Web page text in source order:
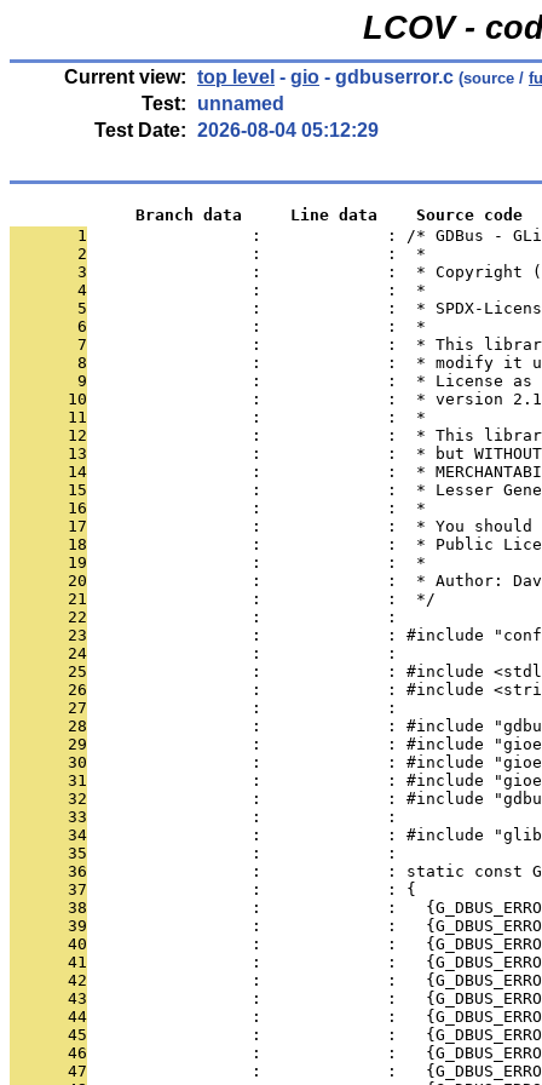
LCOV -
Current view: top level - gio - gdbuserror.c (source /
Test:
unnamed
Test Date: 2026-08-04 05:12:29
             Branch data     Line data    Source code
       1
:             : /* GDBus -
       2
                 :             :  *
       3
:             :  * Copyright
       4
                 :             :  *
       5
:             :  * SPDX-
       6
                 :             :  *
       7
:             :  * This
       8
:             :  * modify it
       9
:             :  * License
      10
:             :  * version
      11
                 :             :  *
      12
:             :  * This
      13
:             :  * but
      14
:             :  *
      15
:             :  * Lesser
      16
                 :             :  *
      17
:             :  * You
      18
:             :  * Public
      19
                 :             :  *
      20
:             :  * Author:
      21
                 :             :  */
      22
                 :             :
      23
:             : #include
      24
                 :             :
      25
:             : #include
      26
:             : #include
      27
                 :             :
      28
:             : #include
      29
:             : #include
      30
:             : #include
      31
:             : #include
      32
:             : #include
      33
                 :             :
      34
:             : #include
      35
                 :             :
      36
:             : static const
      37
                 :             : {
      38
:             :
      39
:             :
      40
:             :
      41
:             :
      42
:             :
      43
:             :
      44
:             :
      45
:             :
      46
:             :
      47
:             :